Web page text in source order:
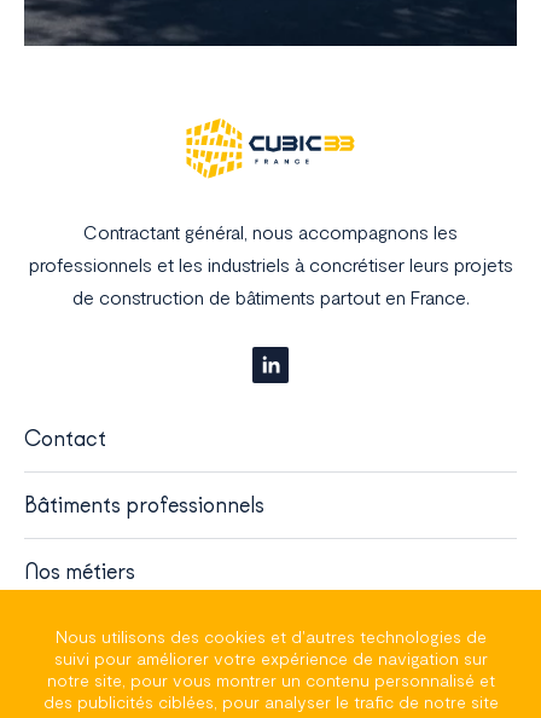
Contractant général, nous accompagnons les
professionnels et les industriels à concrétiser leurs projets
de construction de bâtiments partout en France.
Contact
Bâtiments professionnels
Nos métiers
À propos
Nous utilisons des cookies et d'autres technologies de
suivi pour améliorer votre expérience de navigation sur
notre site, pour vous montrer un contenu personnalisé et
des publicités ciblées, pour analyser le trafic de notre site